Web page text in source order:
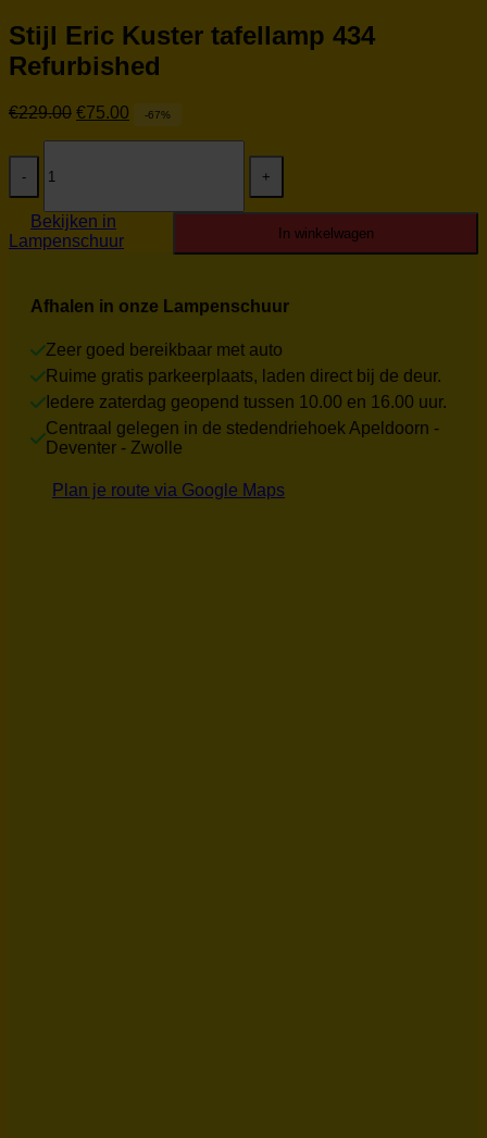
Stijl Eric Kuster tafellamp 434
Refurbished
€229.00 Oorspronkelijke
€75.00 Huidige
-67%
Eric
Kuster
tafellamp
434
Refurbished
In winkelwagen
Bekijken in
Lampenschuur
Afhalen in onze Lampenschuur
Zeer goed bereikbaar met auto
Ruime gratis parkeerplaats, laden direct bij de deur.
Iedere zaterdag geopend tussen 10.00 en 16.00 uur.
Centraal gelegen in de stedendriehoek Apeldoorn -
Deventer - Zwolle
Plan je route via Google Maps